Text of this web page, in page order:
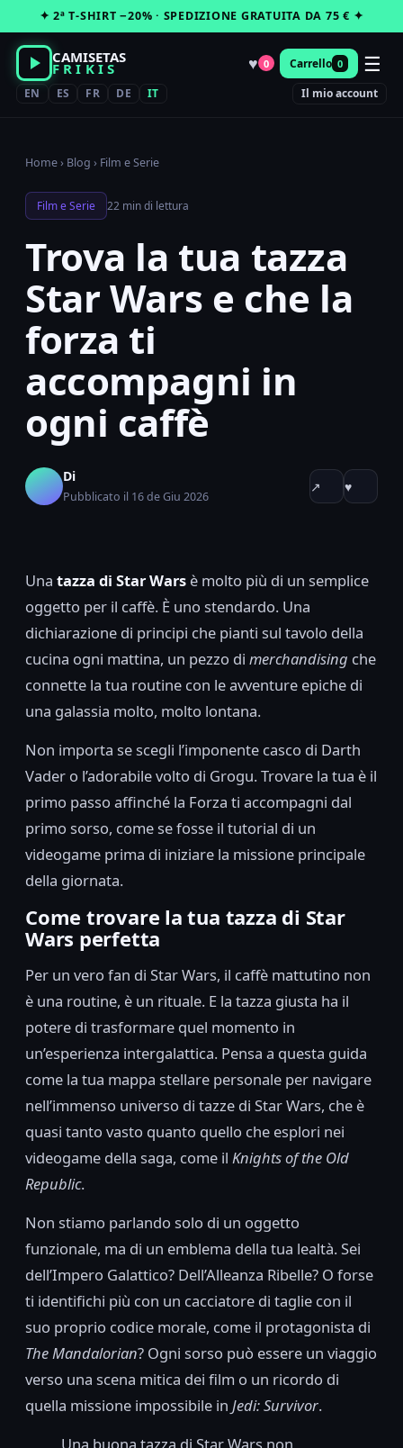
al
contenuto
✦ 2ª T-SHIRT −20% · SPEDIZIONE GRATUITA DA 75 € ✦
CAMISETAS
FRIKIS ♥ 0 Carrello 0 ☰
EN ES FR DE IT Il mio account
Home› Blog › Film e Serie
Film e Serie 22 min di lettura
Trova la tua tazza
Star Wars e che la
forza ti
accompagni in
ogni caffè
Di
Pubblicato il 16 de Giu 2026
↗ ♥
Una tazza di Star Wars è molto più di un semplice
oggetto per il caffè. È uno stendardo. Una
dichiarazione di principi che pianti sul tavolo della
cucina ogni mattina, un pezzo di merchandising che
connette la tua routine con le avventure epiche di
una galassia molto, molto lontana.
Non importa se scegli l’imponente casco di Darth
Vader o l’adorabile volto di Grogu. Trovare la tua è il
primo passo affinché la Forza ti accompagni dal
primo sorso, come se fosse il tutorial di un
videogame prima di iniziare la missione principale
della giornata.
Come trovare la tua tazza di Star
Wars perfetta
Per un vero fan di Star Wars, il caffè mattutino non
è una routine, è un rituale. E la tazza giusta ha il
potere di trasformare quel momento in
un’esperienza intergalattica. Pensa a questa guida
come la tua mappa stellare personale per navigare
nell’immenso universo di tazze di Star Wars, che è
quasi tanto vasto quanto quello che esplori nei
videogame della saga, come il Knights of the Old
Republic.
Non stiamo parlando solo di un oggetto
funzionale, ma di un emblema della tua lealtà. Sei
dell’Impero Galattico? Dell’Alleanza Ribelle? O forse
ti identifichi più con un cacciatore di taglie con il
suo proprio codice morale, come il protagonista di
The Mandalorian? Ogni sorso può essere un viaggio
verso una scena mitica dei film o un ricordo di
quella missione impossibile in Jedi: Survivor.